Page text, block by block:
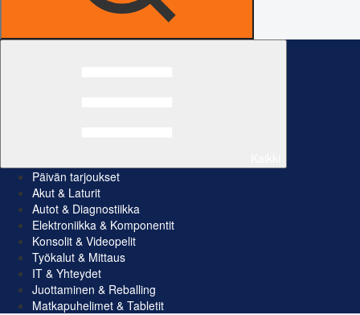
Päivän tarjoukset
Akut & Laturit
Autot & Diagnostiikka
Elektroniikka & Komponentit
Konsolit & Videopelit
Työkalut & Mittaus
IT & Yhteydet
Juottaminen & Reballing
Matkapuhelimet & Tabletit